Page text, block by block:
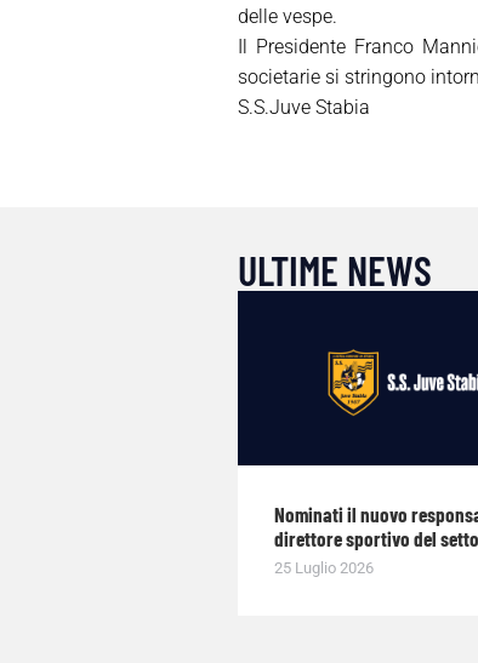
delle vespe.
Il Presidente Franco
societarie si stringono
S.S.Juve Stabia
ULTIME NEWS
Nominati il nuovo
direttore sportivo del
25 Luglio 2026